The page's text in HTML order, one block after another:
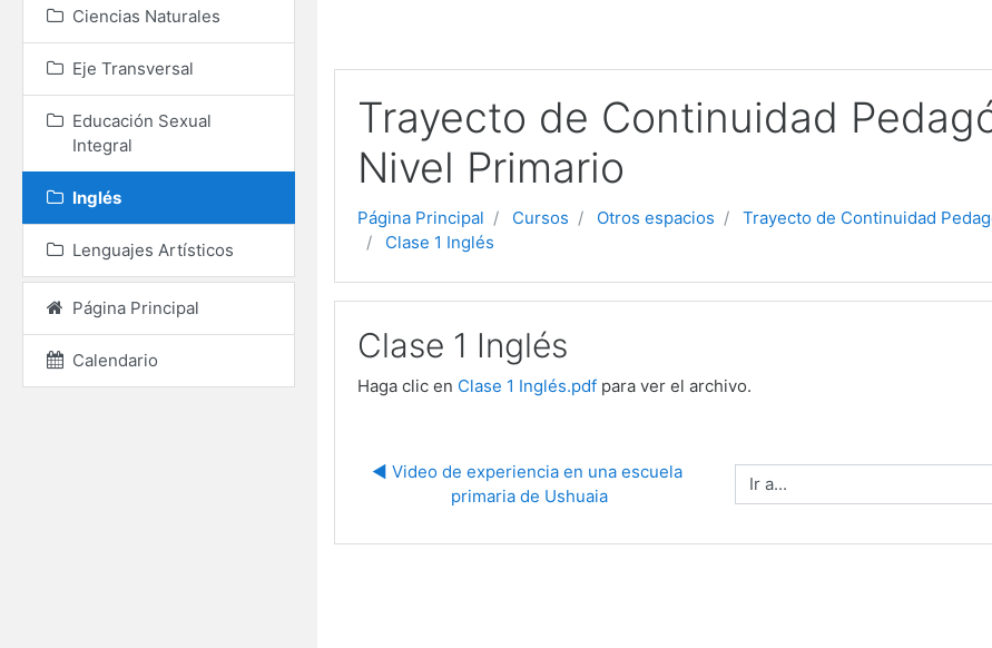
Trayecto de Continuidad
Nivel Primario
Página Principal Cursos Otros espacios Trayecto de Continuidad
Clase 1 Inglés
Clase 1 Inglés
Haga clic en Clase 1 Inglés.pdf para ver el archivo.
◀︎ Video de experiencia en una escuela
primaria de Ushuaia
Ir a...
Ciencias Naturales
Eje Transversal
Educación Sexual
Integral
Inglés
Lenguajes Artísticos
Página Principal
Calendario